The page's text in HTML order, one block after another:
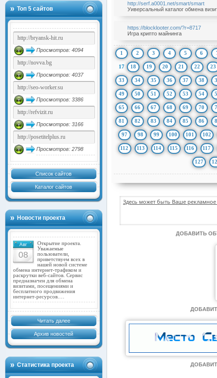
Топ 5 сайтов
Просмотров: 4094
Просмотров: 4037
Просмотров: 3386
Просмотров: 3166
Просмотров: 2798
Список сайтов
Каталог сайтов
Новости проекта
Авг
08
Открытие проекта.
Уважаемые
пользователи,
приветствуем всех в
нашей новой системе
обмена интернет-трафиком и
раскрутки веб-сайтов. Сервис
предназначен для обмена
визитами, посещениями и
бесплатного продвижения
интернет-ресурсов.…
Читать далее
Архив новостей
Статистика проекта
http://serf.a0001.net/smart/smart
Уиверсальный каталог обмена
https://blocklooter.com/?r=8717
Игра крипто майнинга
1 2 3 4 5 6
17 18 19 20 21 22 23
33 34 35 36 37 38
49 50 51 52 53 54
65 66 67 68 69 70
81 82 83 84 85 86
97 98 99 100 101 102
112 113 114 115 116 117
127
Здесь может быть Ваше
ДОБАВИТЬ